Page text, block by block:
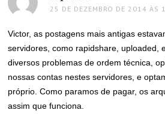
25 DE DEZEMBRO DE 2014 ÀS
Victor, as postagens mais antigas
servidores, como rapidshare, uploaded,
diversos problemas de ordem técnica,
nossas contas nestes servidores, e
próprio. Como paramos de pagar, os
assim que funciona.